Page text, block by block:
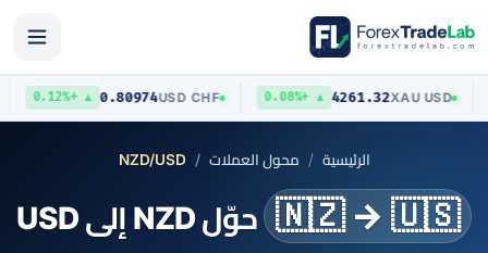
XAU/USD
4261.32
▲ +0.08%
USD/CHF
0.80974
▲ +0.12%
الرئيسية محول العملات NZD/USD
🇳🇿 → 🇺🇸 حوّل NZD إلى USD